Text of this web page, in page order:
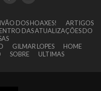
DOS HOAXES!
ARTIGOS
DAS ATUALIZAÇÕES DO
GILMAR LOPES
HOME
SOBRE ULTIMAS